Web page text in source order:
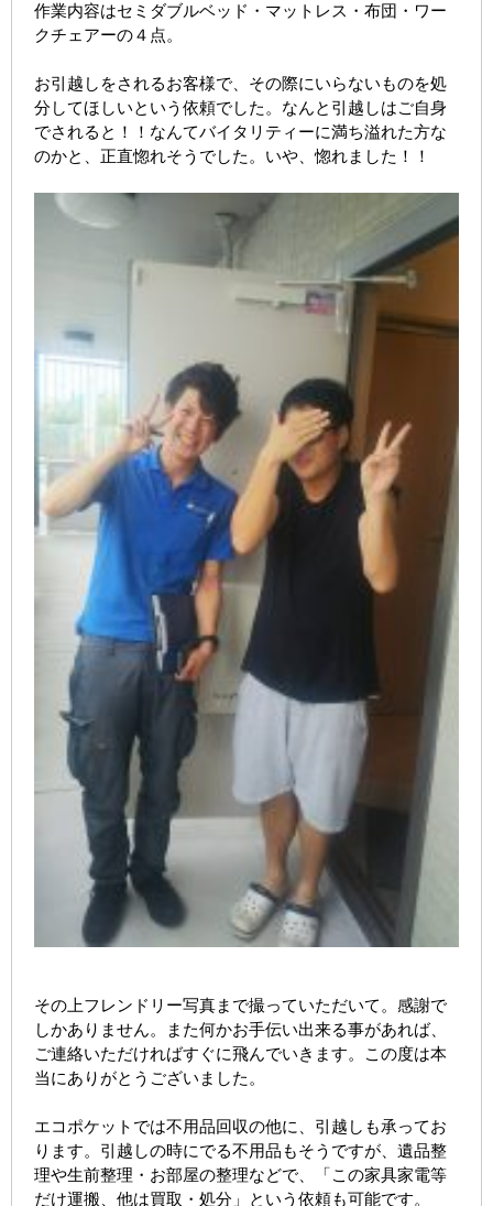
作業内容はセミダブルベッド・マットレス・布団・ワー
クチェアーの４点。
お引越しをされるお客様で、その際にいらないものを処
分してほしいという依頼でした。なんと引越しはご自身
でされると！！なんてバイタリティーに満ち溢れた方な
のかと、正直惚れそうでした。いや、惚れました！！
その上フレンドリー写真まで撮っていただいて。感謝で
しかありません。また何かお手伝い出来る事があれば、
ご連絡いただければすぐに飛んでいきます。この度は本
当にありがとうございました。
エコポケットでは不用品回収の他に、引越しも承ってお
ります。引越しの時にでる不用品もそうですが、遺品整
理や生前整理・お部屋の整理などで、「この家具家電等
だけ運搬、他は買取・処分」という依頼も可能です。